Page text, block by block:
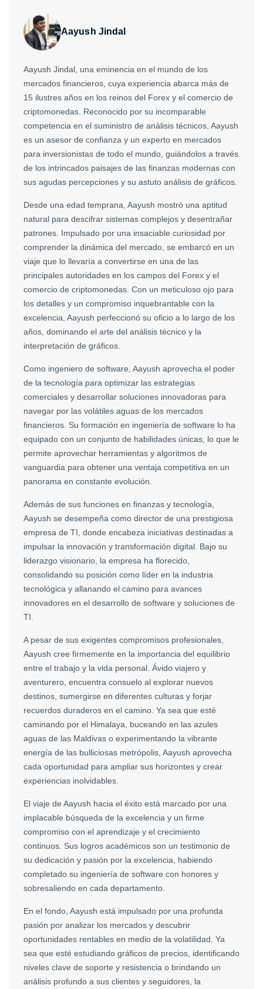
Aayush Jindal
Aayush Jindal, una eminencia en el mundo de los
mercados financieros, cuya experiencia abarca más de
15 ilustres años en los reinos del Forex y el comercio de
criptomonedas. Reconocido por su incomparable
competencia en el suministro de análisis técnicos, Aayush
es un asesor de confianza y un experto en mercados
para inversionistas de todo el mundo, guiándolos a través
de los intrincados paisajes de las finanzas modernas con
sus agudas percepciones y su astuto análisis de gráficos.
Desde una edad temprana, Aayush mostró una aptitud
natural para descifrar sistemas complejos y desentrañar
patrones. Impulsado por una insaciable curiosidad por
comprender la dinámica del mercado, se embarcó en un
viaje que lo llevaría a convertirse en una de las
principales autoridades en los campos del Forex y el
comercio de criptomonedas. Con un meticuloso ojo para
los detalles y un compromiso inquebrantable con la
excelencia, Aayush perfeccionó su oficio a lo largo de los
años, dominando el arte del análisis técnico y la
interpretación de gráficos.
Como ingeniero de software, Aayush aprovecha el poder
de la tecnología para optimizar las estrategias
comerciales y desarrollar soluciones innovadoras para
navegar por las volátiles aguas de los mercados
financieros. Su formación en ingeniería de software lo ha
equipado con un conjunto de habilidades únicas, lo que le
permite aprovechar herramientas y algoritmos de
vanguardia para obtener una ventaja competitiva en un
panorama en constante evolución.
Además de sus funciones en finanzas y tecnología,
Aayush se desempeña como director de una prestigiosa
empresa de TI, donde encabeza iniciativas destinadas a
impulsar la innovación y transformación digital. Bajo su
liderazgo visionario, la empresa ha florecido,
consolidando su posición como líder en la industria
tecnológica y allanando el camino para avances
innovadores en el desarrollo de software y soluciones de
TI.
A pesar de sus exigentes compromisos profesionales,
Aayush cree firmemente en la importancia del equilibrio
entre el trabajo y la vida personal. Ávido viajero y
aventurero, encuentra consuelo al explorar nuevos
destinos, sumergirse en diferentes culturas y forjar
recuerdos duraderos en el camino. Ya sea que esté
caminando por el Himalaya, buceando en las azules
aguas de las Maldivas o experimentando la vibrante
energía de las bulliciosas metrópolis, Aayush aprovecha
cada oportunidad para ampliar sus horizontes y crear
experiencias inolvidables.
El viaje de Aayush hacia el éxito está marcado por una
implacable búsqueda de la excelencia y un firme
compromiso con el aprendizaje y el crecimiento
continuos. Sus logros académicos son un testimonio de
su dedicación y pasión por la excelencia, habiendo
completado su ingeniería de software con honores y
sobresaliendo en cada departamento.
En el fondo, Aayush está impulsado por una profunda
pasión por analizar los mercados y descubrir
oportunidades rentables en medio de la volatilidad. Ya
sea que esté estudiando gráficos de precios, identificando
niveles clave de soporte y resistencia o brindando un
análisis profundo a sus clientes y seguidores, la